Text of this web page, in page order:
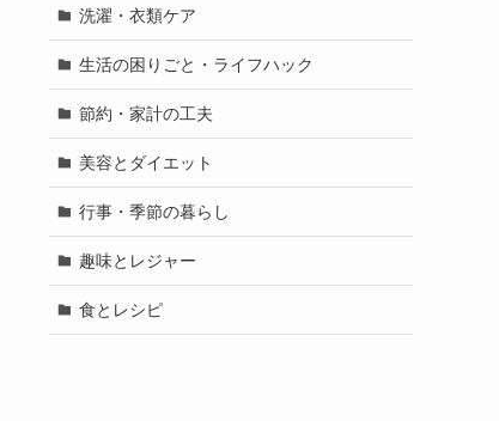
洗濯・衣類ケア
生活の困りごと・ライフハック
節約・家計の工夫
美容とダイエット
行事・季節の暮らし
趣味とレジャー
食とレシピ